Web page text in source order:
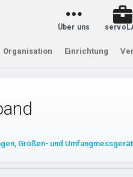
Über uns
Organisation Einrichtung
Größen- und